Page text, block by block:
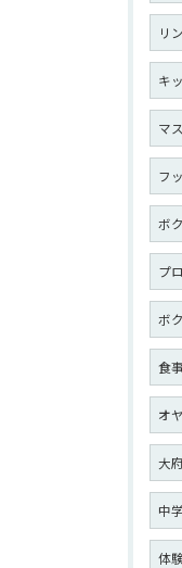
リ
キ
マ
フ
ボ
プ
ボ
食事
オ
大
中
体